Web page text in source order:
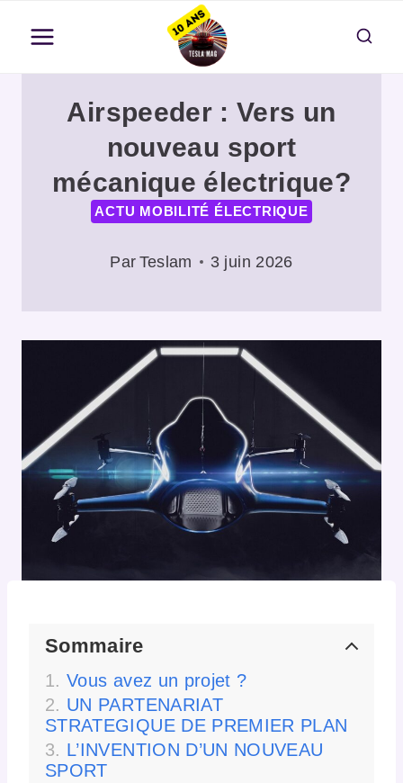
contenu
Airspeeder : Vers un
nouveau sport
mécanique électrique?
ACTU MOBILITÉ ÉLECTRIQUE
Par Teslam 3 juin 2026
Sommaire
Vous avez un projet ?
UN PARTENARIAT
STRATEGIQUE DE PREMIER PLAN
L’INVENTION D’UN NOUVEAU
SPORT